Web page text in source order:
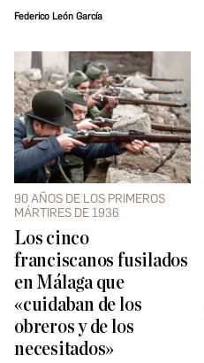
Federico León García
90 AÑOS DE LOS PRIMEROS
MÁRTIRES DE 1936
Los cinco
franciscanos fusilados
en Málaga que
«cuidaban de los
obreros y de los
necesitados»